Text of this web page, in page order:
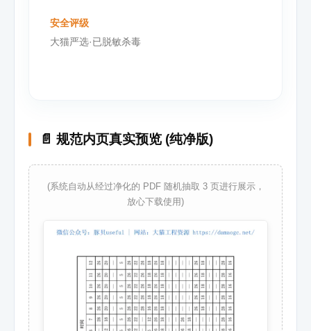
安全评级
大猫严选·已脱敏杀毒
📄 规范内页真实预览 (纯净版)
(系统自动从经过净化的 PDF 随机抽取 3 页进行展示，
放心下载使用)